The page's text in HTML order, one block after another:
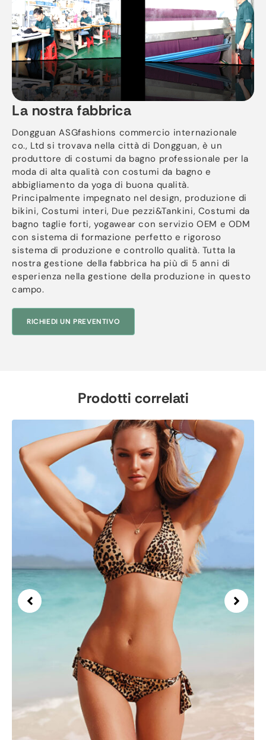
La nostra fabbrica
Dongguan ASGfashions commercio internazionale
co., Ltd si trovava nella città di Dongguan, è un
produttore di costumi da bagno professionale per la
moda di alta qualità con costumi da bagno e
abbigliamento da yoga di buona qualità.
Principalmente impegnato nel design, produzione di
bikini, Costumi interi, Due pezzi&Tankini, Costumi da
bagno taglie forti, yogawear con servizio OEM e ODM
con sistema di formazione perfetto e rigoroso
sistema di produzione e controllo qualità. Tutta la
nostra gestione della fabbrica ha più di 5 anni di
esperienza nella gestione della produzione in questo
campo.
RICHIEDI UN PREVENTIVO
Prodotti correlati